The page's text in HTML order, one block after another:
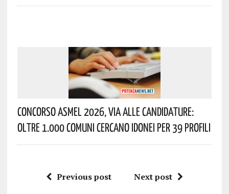
Concorso Asmel 2026, Via Alle Candidature:
Oltre 1.000 Comuni Cercano Idonei Per 39 Profili
Previous post Next post